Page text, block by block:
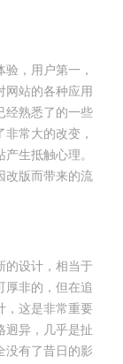
，用户第一，
网站的各种应用
经熟悉了的一些
常大的改变，
生抵触心理。
改版而带来的流
设计，相当于
厚非的，但在追
，这是非常重要
迥异，几乎是扯
没有了昔日的影